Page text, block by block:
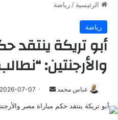
الرئيسية / رياضة
رياضة
أبو تريكة ينتقد
والأرجنتين:
عباس محمد
أرسل 2026-07-07